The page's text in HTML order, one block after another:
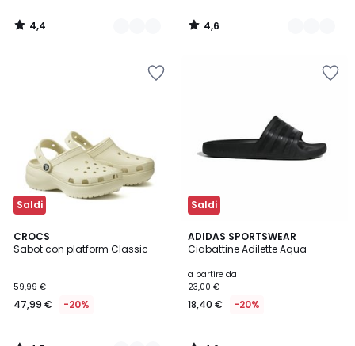
4,4
/
4,6
/
Saldi
CROCS
Sabot con platform Classic
59,99 €
47,99 € -20%
4,5
/ 5
2
Colori
Saldi
ADIDAS SPORTSWEAR
Ciabattine Adilette Aqua
a partire da
23,00 €
18,40 € -20%
4,6
/ 5